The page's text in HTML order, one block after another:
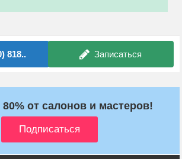
818.. Записаться
от салонов и мастеров!